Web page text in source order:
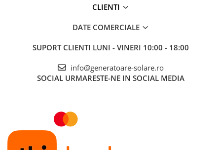
CLIENTI
DATE COMERCIALE
SUPORT CLIENTI LUNI - VINERI 10:00 - 18:00
info@generatoare-solare.ro
SOCIAL URMARESTE-NE IN SOCIAL MEDIA